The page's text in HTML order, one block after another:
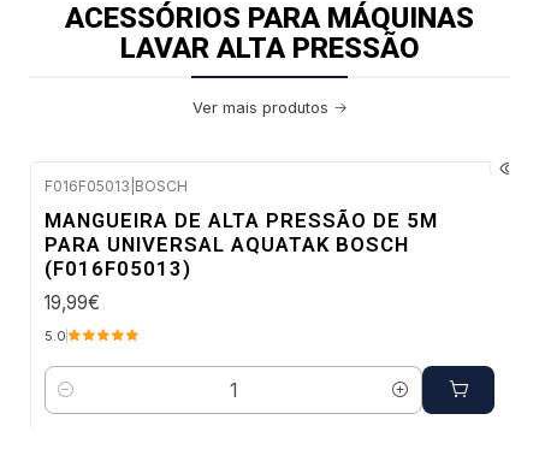
ACESSÓRIOS PARA MÁQUINAS
LAVAR ALTA PRESSÃO
Ver mais produtos
F016F05013 BOSCH
MANGUEIRA DE ALTA PRESSÃO DE 5M
PARA UNIVERSAL AQUATAK BOSCH
(F016F05013)
19,99€
5.0
Quantidade